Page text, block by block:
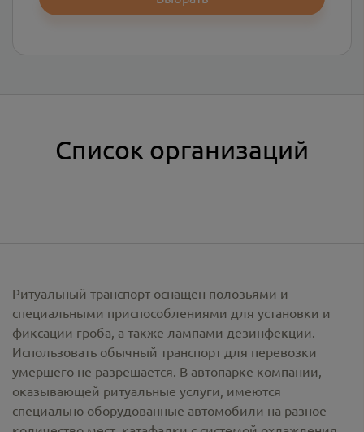
Список организаций
Ритуальный транспорт оснащен полозьями и
специальными приспособлениями для установки и
фиксации гроба, а также лампами дезинфекции.
Использовать обычный транспорт для перевозки
умершего не разрешается. В автопарке компании,
оказывающей ритуальные услуги, имеются
специально оборудованные автомобили на разное